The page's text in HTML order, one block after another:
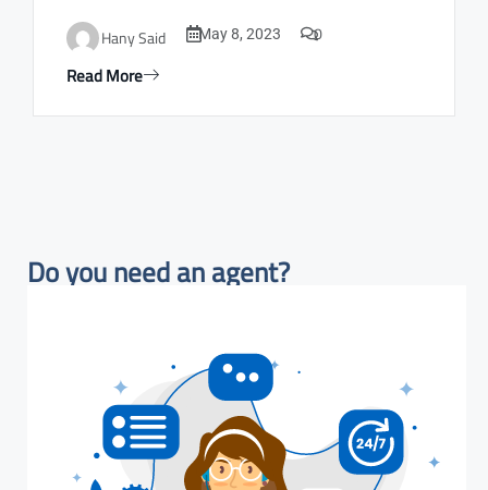
Hany Said May 8, 2023 0
Read More
Do you need an agent?​